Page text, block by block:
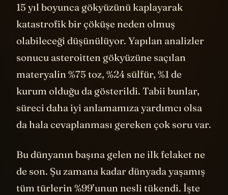
15 yıl boyunca gökyüzünü kaplayarak
katastrofik bir çöküşe neden olmuş
olabileceği düşünülüyor. Yapılan analizler
sonucu asteroitten gökyüzüne saçılan
materyalin %75 toz, %24 sülfür, %1 de
kurum olduğu da gösterildi. Tabii bunlar,
süreci daha iyi anlamamıza yardımcı olsa
da hala cevaplanması gereken çok soru var.
Bu dünyanın başına gelen ne ilk felaket ne
de son. Şu zamana kadar dünyada yaşamış
tüm türlerin %99’unun nesli tükendi. İşte